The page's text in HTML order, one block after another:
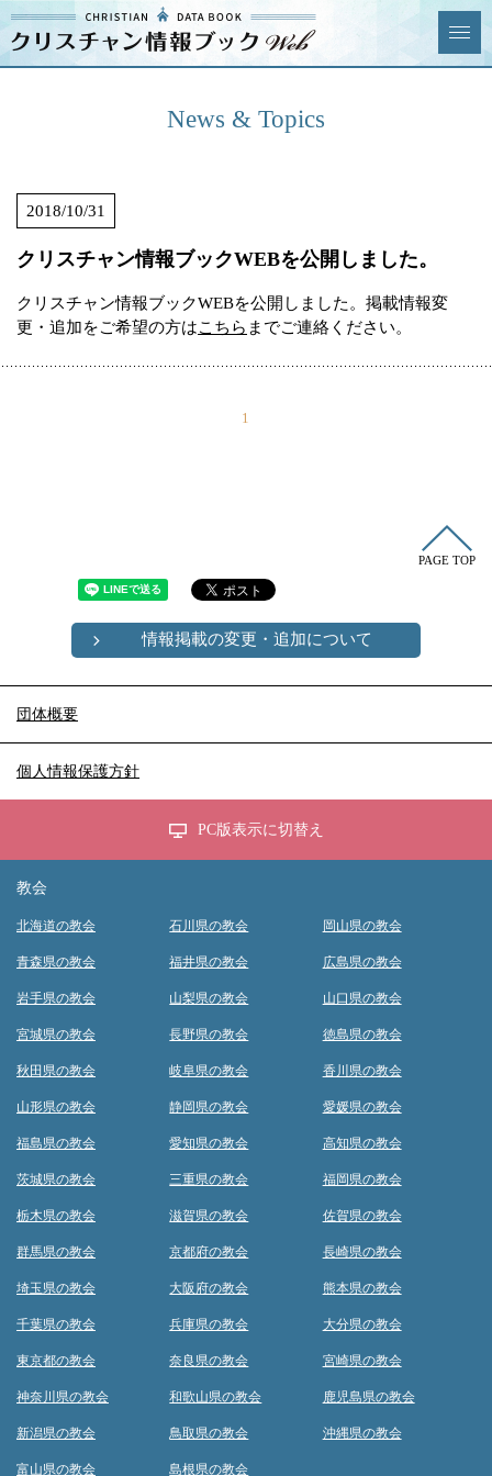
エリア
お店・企業・その他
フリーワード
News & Topics
2018/10/31
クリスチャン情報ブックWEBを公開しました。
クリスチャン情報ブックWEBを公開しました。掲載情報変
更・追加をご希望の方はこちら までご連絡ください。
1
PAGE TOP
情報掲載の変更・追加について
団体概要
個人情報保護方針
PC版表示に切替え
教会
北海道の教会
青森県の教会
岩手県の教会
宮城県の教会
秋田県の教会
山形県の教会
福島県の教会
茨城県の教会
栃木県の教会
群馬県の教会
埼玉県の教会
千葉県の教会
東京都の教会
神奈川県の教会
新潟県の教会
富山県の教会
石川県の教会
福井県の教会
山梨県の教会
長野県の教会
岐阜県の教会
静岡県の教会
愛知県の教会
三重県の教会
滋賀県の教会
京都府の教会
大阪府の教会
兵庫県の教会
奈良県の教会
和歌山県の教会
鳥取県の教会
島根県の教会
岡山県の教会
広島県の教会
山口県の教会
徳島県の教会
香川県の教会
愛媛県の教会
高知県の教会
福岡県の教会
佐賀県の教会
長崎県の教会
熊本県の教会
大分県の教会
宮崎県の教会
鹿児島県の教会
沖縄県の教会